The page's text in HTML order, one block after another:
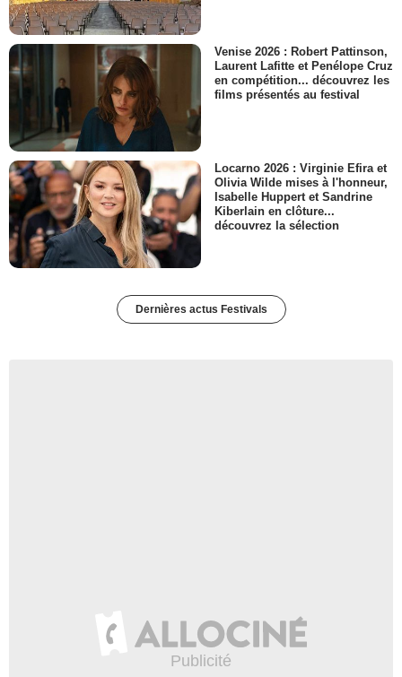
Venise 2026 : Robert Pattinson,
Laurent Lafitte et Penélope Cruz
en compétition... découvrez les
films présentés au festival
Locarno 2026 : Virginie Efira et
Olivia Wilde mises à l'honneur,
Isabelle Huppert et Sandrine
Kiberlain en clôture...
découvrez la sélection
Dernières actus Festivals